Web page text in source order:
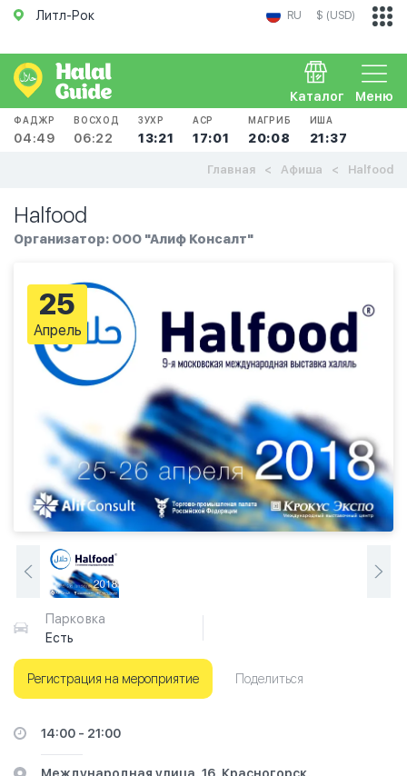
Литл-Рок RU $ (USD)
Меню
Каталог
ФАДЖР
04:49
ВОСХОД
06:22
ЗУХР
13:21
АСР
17:01
МАГРИБ
20:08
ИША
21:37
Главная Афиша Halfood
Halfood
Организатор: ООО "Алиф Консалт"
25
Апрель
Парковка
Есть
Регистрация на мероприятие Поделиться
14:00 - 21:00
Международная улица, 16, Красногорск,